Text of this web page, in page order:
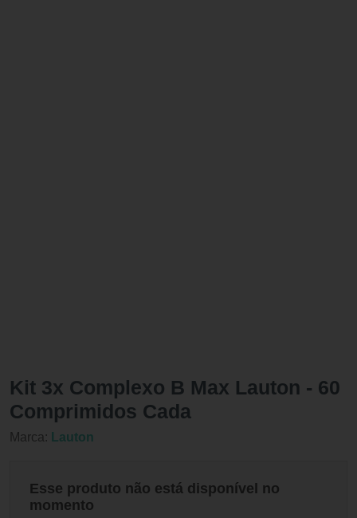
Kit 3x Complexo B Max Lauton - 60
Comprimidos Cada
Marca: Lauton
Esse produto não está disponível no
momento